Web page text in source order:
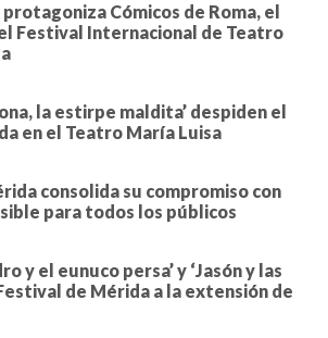
Cómicos de Roma, el
Festival Internacional de Teatro
la estirpe maldita’ despiden el
en el Teatro María Luisa
consolida su compromiso con
para todos los públicos
y el eunuco persa’ y ‘Jasón y las
de Mérida a la extensión de